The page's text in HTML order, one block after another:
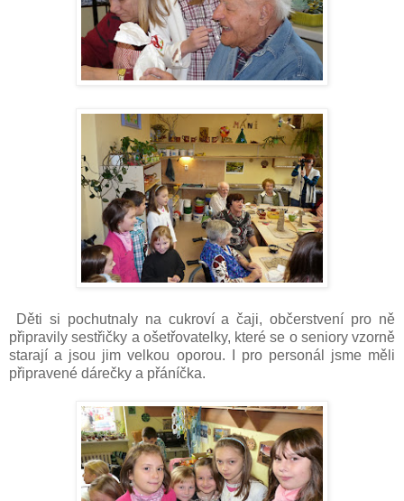
Děti si pochutnaly na cukroví a čaji, občerstvení pro ně
připravily sestřičky a ošetřovatelky, které se o seniory vzorně
starají a jsou jim velkou oporou. I pro personál jsme měli
připravené dárečky a přáníčka.